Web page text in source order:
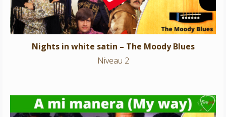
Nights in white satin – The Moody Blues
Niveau 2